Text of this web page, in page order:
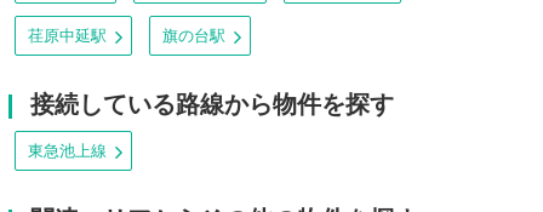
荏原中延駅 旗の台駅
接続している路線から物件を探す
東急池上線